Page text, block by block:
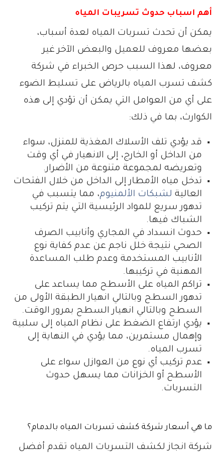
أهم اسباب حدوث تسريبات المياه
يمكن أن تحدث تسربات المياه لعدة أسباب،
بعضها معروف للعميل والبعض الآخر غير
معروف، لهذا السبب حرص الخبراء في شركة
كشف تسرب المياه بالرياض على تسليط الضوء
على أي من العوامل التي يمكن أن تؤدي إلى هذه
الكوارث، بما في ذلك:
قد يؤدي تلف الأسلاك المغذية للمنزل، سواء
من الداخل أو الخارج، إلى الانهيار في أي وقت
وتعريضه لمجموعة متنوعة من الأضرار.
تدخل مياه الأمطار إلى الداخل من خلال الفتحات
العالية لشبكات الألمنيوم، مما يتسبب في
تدهور سريع للمواد الرئيسية التي يتم تركيب
الشباك فيها.
حدوث انسداد في المجاري وأنابيب الصرف
الصحي نتيجة خلل ناجم عن عدم كفاية نوع
الأنابيب المستخدمة وعدم طلب المساعدة
المهنية في تركيبها.
تراكم المياه على الأسطح مما يساعد على
تدهور السطح وبالتالي انهيار الطبقة الأولى من
السطح وبالتالي انهيار السطح بمرور الوقت.
يؤدي ارتفاع الضغط على نظام المياه إلى سلبية
وإهمال مستمرين، مما يؤدي في النهاية إلى
تسرب المياه.
عدم تركيب أي نوع من العوازل سواء على
الأسطح أو الخزانات مما يسهل حدوث
التسربات.
ما هي أسعار شركة كشف تسربات المياه بالدمام؟
شركة انجاز لكشف التسربات المياه تقدم أفضل